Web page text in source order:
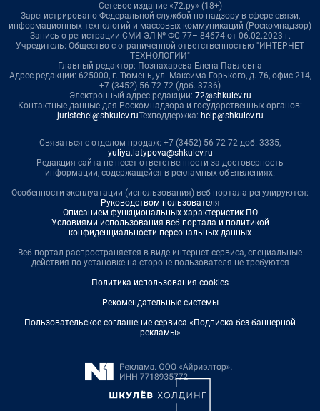
Сетевое издание «72.ру» (18+)
Зарегистрировано Федеральной службой по надзору в сфере связи,
информационных технологий и массовых коммуникаций (Роскомнадзор)
Запись о регистрации СМИ ЭЛ № ФС 77– 84674 от 06.02.2023 г.
Учредитель: Общество с ограниченной ответственностью "ИНТЕРНЕТ
ТЕХНОЛОГИИ"
Главный редактор: Познахарева Елена Павловна
Адрес редакции: 625000, г. Тюмень, ул. Максима Горького, д. 76, офис 214,
+7 (3452) 56-72-72 (доб. 3736)
Электронный адрес редакции: 72@shkulev.ru
Контактные данные для Роскомнадзора и государственных органов:
juristchel@shkulev.ruТехподдержка: help@shkulev.ru
Связаться с отделом продаж: +7 (3452) 56-72-72 доб. 3335,
yuliya.latypova@shkulev.ru
Редакция сайта не несет ответственности за достоверность
информации, содержащейся в рекламных объявлениях.
Особенности эксплуатации (использования) веб-портала регулируются:
Руководством пользователя
Описанием функциональных характеристик ПО
Условиями использования веб-портала и политикой
конфиденциальности персональных данных
Веб-портал распространяется в виде интернет-сервиса, специальные
действия по установке на стороне пользователя не требуются
Политика использования cookies
Рекомендательные системы
Пользовательское соглашение сервиса «Подписка без баннерной
рекламы»